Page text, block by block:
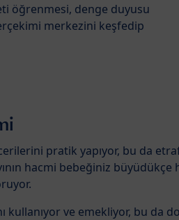
öğrenmesi, denge duyusu
merkezini keşfedip
pratik yapıyor, bu da
hacmi bebeğiniz
kullanıyor ve emekliyor, bu